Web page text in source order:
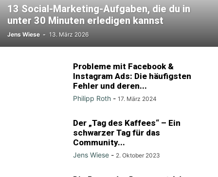
13 Social-Marketing-Aufgaben, die du in
unter 30 Minuten erledigen kannst
Jens Wiese - 13. März 2026
Probleme mit Facebook &
Instagram Ads: Die häufigsten
Fehler und deren...
Philipp Roth - 17. März 2024
Der „Tag des Kaffees“ – Ein
schwarzer Tag für das
Community...
Jens Wiese - 2. Oktober 2023